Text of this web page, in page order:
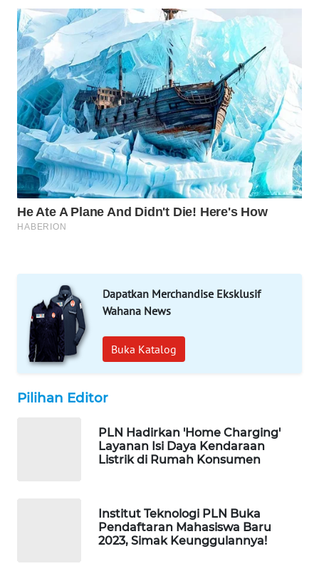
Dapatkan Merchandise Eksklusif
Wahana News
Buka Katalog
Pilihan Editor
PLN Hadirkan 'Home Charging'
Layanan Isi Daya Kendaraan
Listrik di Rumah Konsumen
Institut Teknologi PLN Buka
Pendaftaran Mahasiswa Baru
2023, Simak Keunggulannya!
UMKM
WAHANA
SELEB
WAHANA
PERSONA
WAHANA
OTOMOTIF
WAHANA
HEALTH
WISATA
LAPAK
WAHANA
Wahana
Network